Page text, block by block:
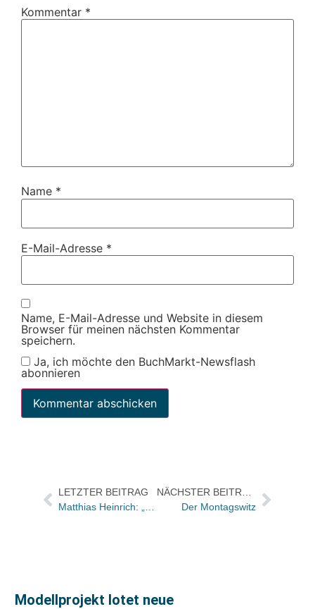
Kommentar *
Name *
E-Mail-Adresse *
Name, E-Mail-Adresse und Website in diesem
Browser für meinen nächsten Kommentar
speichern.
Ja, ich möchte den BuchMarkt-Newsflash
abonnieren
LETZTER BEITRAG
Der Montagswitz
Modellprojekt lotet neue